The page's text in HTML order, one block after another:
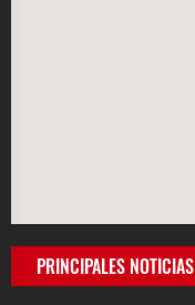
PRINCIPALES NOTICIAS